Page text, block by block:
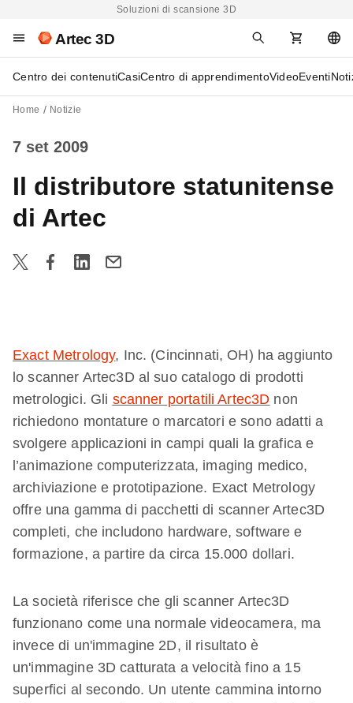
Soluzioni di scansione 3D
Artec 3D
Centro dei contenutiCasiCentro di apprendimentoVideoEventi
Home Notizie
7 set 2009
Il distributore statunitense
di Artec
Exact Metrology, Inc. (Cincinnati, OH) ha aggiunto
lo scanner Artec3D al suo catalogo di prodotti
metrologici. Gli scanner portatili Artec3D non
richiedono montature o marcatori e sono adatti a
svolgere applicazioni in campi quali la grafica e
l’animazione computerizzata, imaging medico,
archiviazione e prototipazione. Exact Metrology
offre una gamma di pacchetti di scanner Artec3D
completi, che includono hardware, software e
formazione, a partire da circa 15.000 dollari.
La società riferisce che gli scanner Artec3D
funzionano come una normale videocamera, ma
invece di un'immagine 2D, il risultato è
un'immagine 3D catturata a velocità fino a 15
superfici al secondo. Un utente cammina intorno